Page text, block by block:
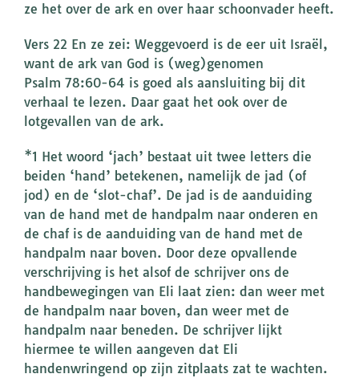
ze het over de ark en over haar schoonvader heeft.
Vers 22 En ze zei: Weggevoerd is de eer uit Israël,
want de ark van God is (weg)genomen
Psalm 78:60-64 is goed als aansluiting bij dit
verhaal te lezen. Daar gaat het ook over de
lotgevallen van de ark.
*1 Het woord ‘jach’ bestaat uit twee letters die
beiden ‘hand’ betekenen, namelijk de jad (of
jod) en de ‘slot-chaf’. De jad is de aanduiding
van de hand met de handpalm naar onderen en
de chaf is de aanduiding van de hand met de
handpalm naar boven. Door deze opvallende
verschrijving is het alsof de schrijver ons de
handbewegingen van Eli laat zien: dan weer met
de handpalm naar boven, dan weer met de
handpalm naar beneden. De schrijver lijkt
hiermee te willen aangeven dat Eli
handenwringend op zijn zitplaats zat te wachten.